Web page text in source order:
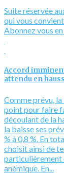
Suite réservée
qui vous
Abonnez vous
Accord
attendu en
Comme prévu, la
point pour faire
découlant de la
la baisse ses
% à 0,8 %. En
choisit ainsi de
particulièrement
anémique. En...